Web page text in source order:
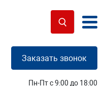
Заказать звонок
Пн-Пт с 9:00 до 18:00